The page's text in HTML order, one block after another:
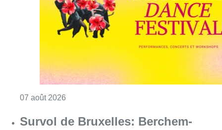
07 août 2026
Survol de Bruxelles: Berchem-